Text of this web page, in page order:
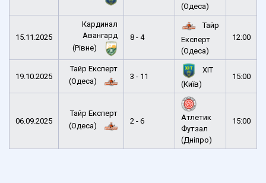
(Одеса)
15.11.2025
Кардинал
Авангард
(Рівне)
8 - 4
Тайр
Експерт
(Одеса)
12:00
19.10.2025
Тайр Експерт
(Одеса)
3 - 11
ХІТ
(Київ)
15:00
06.09.2025
Тайр Експерт
(Одеса)
2 - 6
Атлетик
Футзал
(Дніпро)
15:00